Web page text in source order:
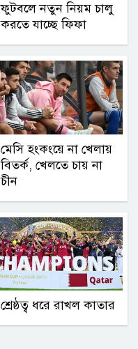
ফুটবলে নতুন নিয়ম চালু
করতে যাচ্ছে ফিফা
মেসি হংকংয়ে না খেলায়
বিতর্ক, খেলতে চায় না
চীন
শ্রেষ্ঠত্ব ধরে রাখল কাতার